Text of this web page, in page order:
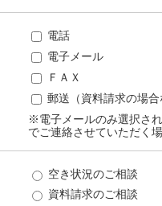
電話
電子メール
ＦＡＸ
郵送（資料請求の場合
※電子メールのみ選択さ
でご連絡させていただく
空き状況のご相談
資料請求のご相談